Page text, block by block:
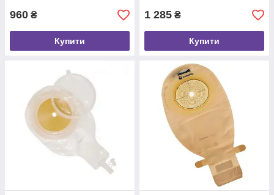
960 ₴
Купити
1 285 ₴
Купити